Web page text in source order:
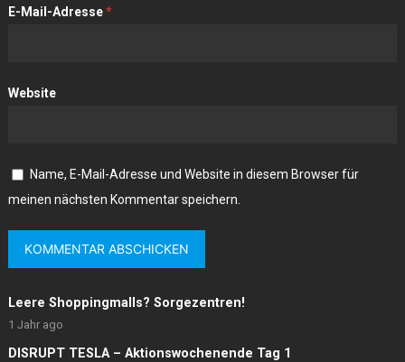
E-Mail-Adresse*
Website
Name, E-Mail-Adresse und Website in diesem Browser für
meinen nächsten Kommentar speichern.
Leere Shoppingmalls? Sorgezentren!
1 Jahr ago
DISRUPT TESLA – Aktionswochenende Tag 1